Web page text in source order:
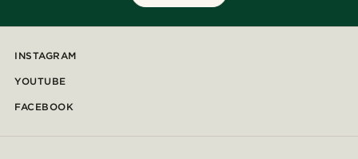
INSTAGRAM
YOUTUBE
FACEBOOK